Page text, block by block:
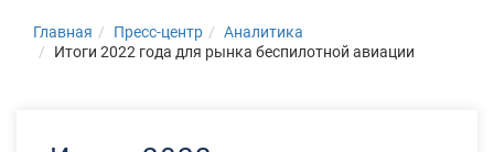
Главная Пресс-центр
Аналитика
Итоги 2022 года для рынка беспилотной авиации